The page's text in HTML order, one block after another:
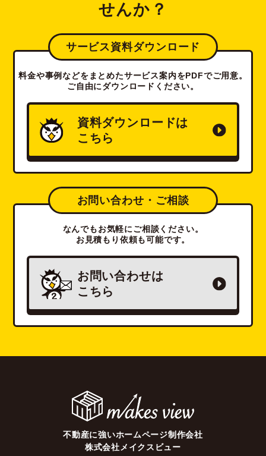
せんか？
サービス資料ダウンロード
料金や事例などをまとめたサービス案内をPDFでご用意。
ご自由にダウンロードください。
資料ダウンロードは
こちら
お問い合わせ・ご相談
なんでもお気軽にご相談ください。
お見積もり依頼も可能です。
お問い合わせは
こちら
不動産に強いホームページ制作会社
株式会社メイクスビュー